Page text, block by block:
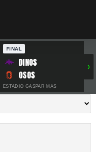
FINAL
DINOS
OSOS
ESTADIO GASPAR MAS
›